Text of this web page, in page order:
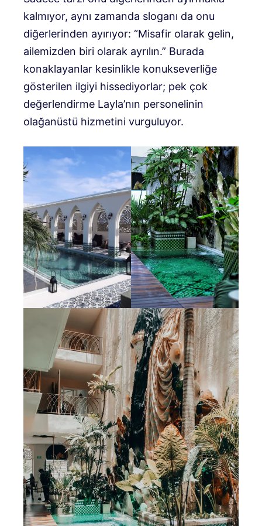
kalmıyor, aynı zamanda sloganı da onu
diğerlerinden ayırıyor: “Misafir olarak gelin,
ailemizden biri olarak ayrılın.” Burada
konaklayanlar kesinlikle konukseverliğe
gösterilen ilgiyi hissediyorlar; pek çok
değerlendirme Layla’nın personelinin
olağanüstü hizmetini vurguluyor.